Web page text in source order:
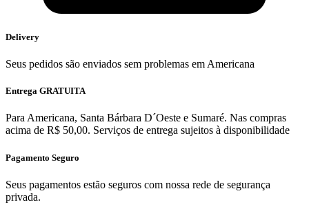
Delivery
Seus pedidos são enviados sem problemas em Americana
Entrega GRATUITA
Para Americana, Santa Bárbara D´Oeste e Sumaré. Nas compras
acima de R$ 50,00. Serviços de entrega sujeitos à disponibilidade
Pagamento Seguro
Seus pagamentos estão seguros com nossa rede de segurança
privada.